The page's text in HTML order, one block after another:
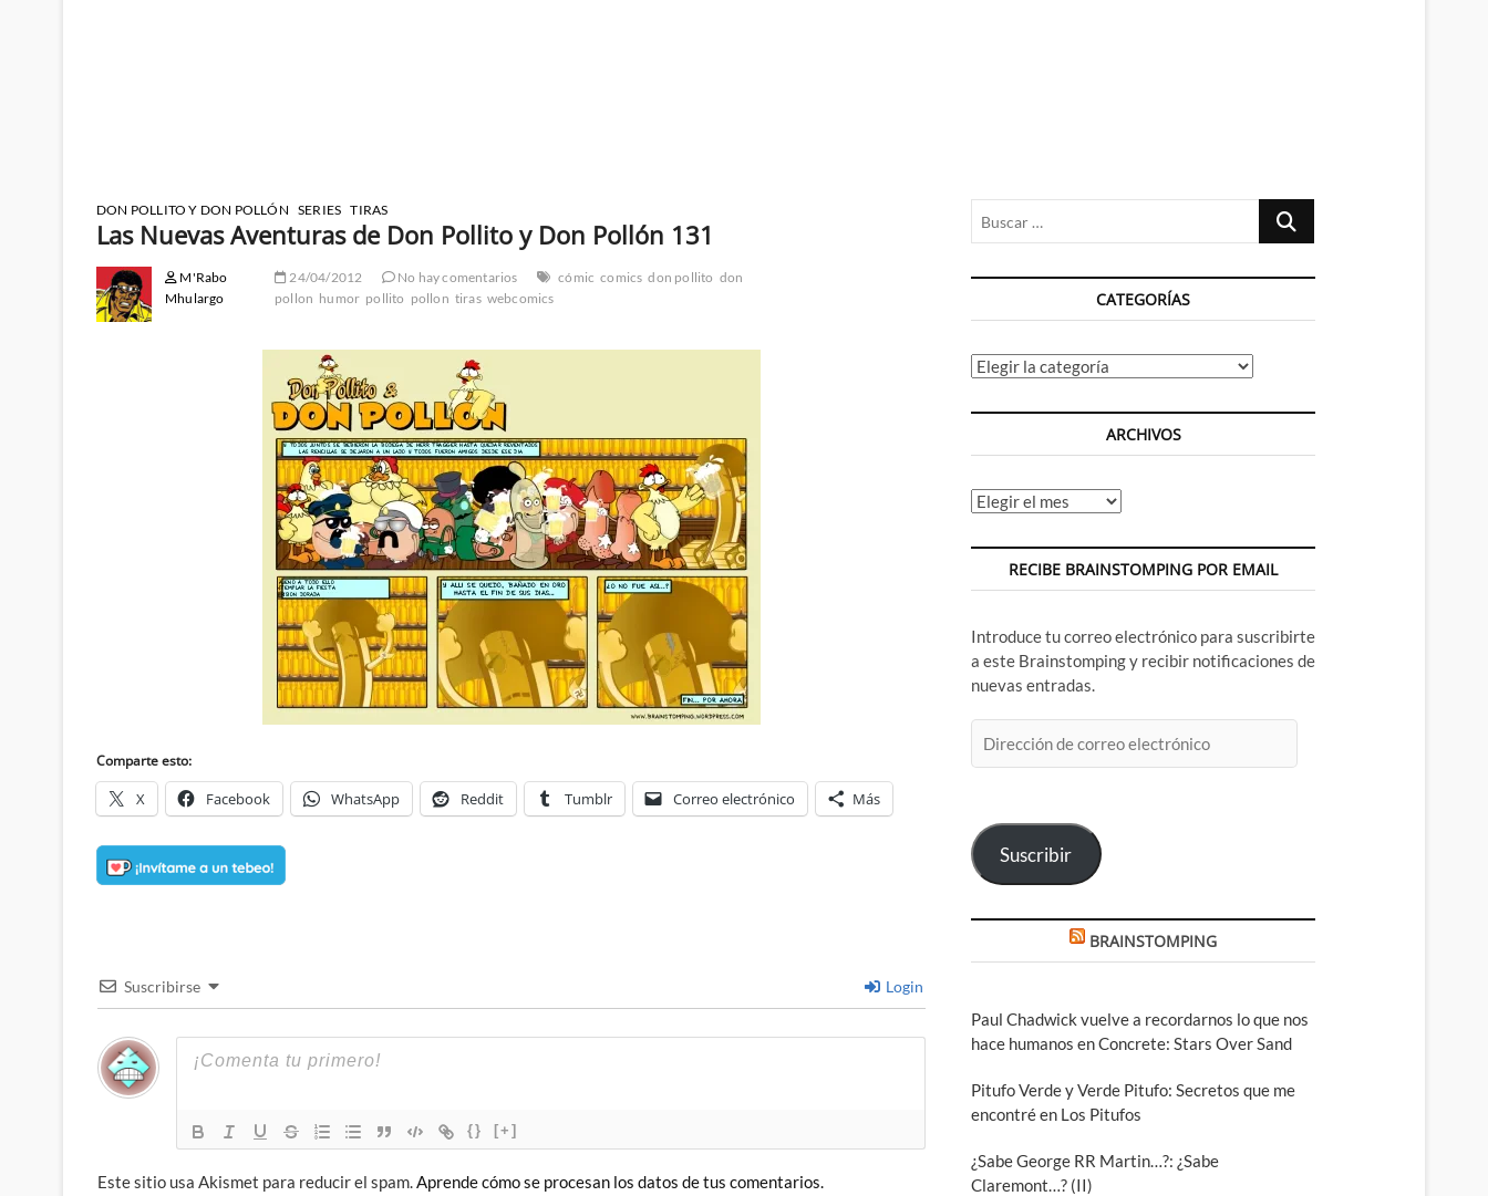
DON POLLITO Y DON POLLÓN SERIES TIRAS
Las Nuevas Aventuras de Don Pollito y Don Pollón 131
M'Rabo
Mhulargo
24/04/2012 No hay comentarios cómic comics don pollito don
pollon humor pollito pollon tiras webcomics
Comparte esto:
X Facebook WhatsApp Reddit Tumblr Correo electrónico Más
Suscribirse Login
{} [+]
Este sitio usa Akismet para reducir el spam.Aprende cómo se procesan los datos de tus comentarios.
Buscar
CATEGORÍAS
Categorías
ARCHIVOS
Archivos
RECIBE BRAINSTOMPING POR EMAIL
Introduce tu correo electrónico para suscribirte
a este Brainstomping y recibir notificaciones de
nuevas entradas.
de
Suscribir
BRAINSTOMPING
Paul Chadwick vuelve a recordarnos lo que nos
hace humanos en Concrete: Stars Over Sand
Pitufo Verde y Verde Pitufo: Secretos que me
encontré en Los Pitufos
¿Sabe George RR Martin…?: ¿Sabe
Claremont…? (II)